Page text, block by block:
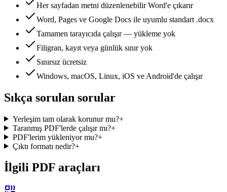
Her sayfadan metni düzenlenebilir Word'e çıkarır
Word, Pages ve Google Docs ile uyumlu standart .docx
Tamamen tarayıcıda çalışır — yükleme yok
Filigran, kayıt veya günlük sınır yok
Sınırsız ücretsiz
Windows, macOS, Linux, iOS ve Android'de çalışır
Sıkça sorulan sorular
Yerleşim tam olarak korunur mu?+
Taranmış PDF'lerde çalışır mı?+
PDF'lerim yükleniyor mu?+
Çıktı formatı nedir?+
İlgili PDF araçları